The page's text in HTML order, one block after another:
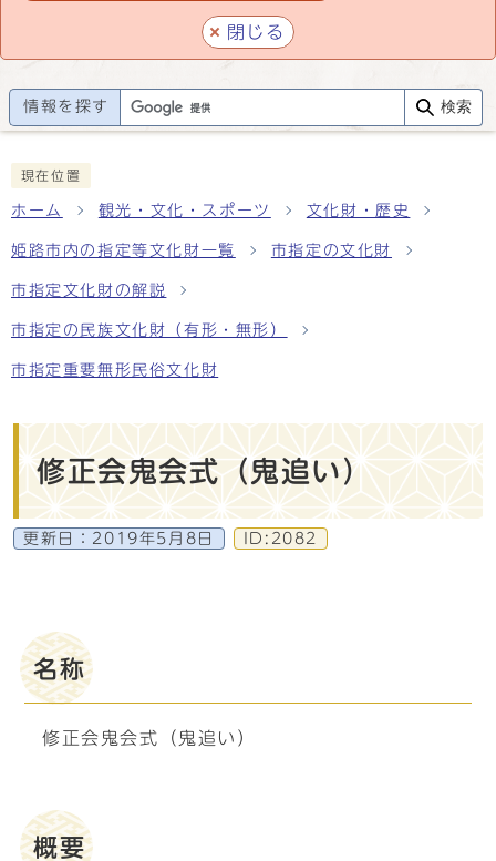
閉じる
情報を探す 検索
現在位置
ホーム 観光・文化・スポーツ 文化財・歴史
姫路市内の指定等文化財一覧 市指定の文化財
市指定文化財の解説
市指定の民族文化財（有形・無形）
市指定重要無形民俗文化財
修正会鬼会式（鬼追い）
更新日： 2019年5月8日 ID:2082
名称
修正会鬼会式（鬼追い）
概要